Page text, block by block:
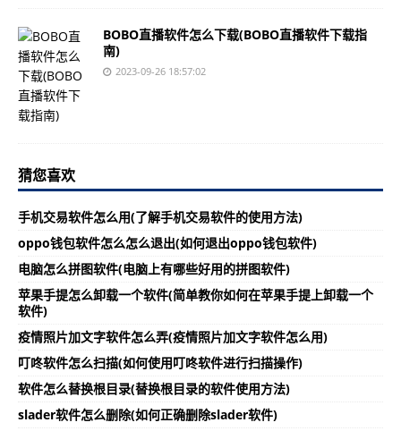
BOBO直播软件怎么下载(BOBO直播软件下载指
南)
2023-09-26 18:57:02
猜您喜欢
手机交易软件怎么用(了解手机交易软件的使用方法)
oppo钱包软件怎么怎么退出(如何退出oppo钱包软件)
电脑怎么拼图软件(电脑上有哪些好用的拼图软件)
苹果手提怎么卸载一个软件(简单教你如何在苹果手提上卸载一个
软件)
疫情照片加文字软件怎么弄(疫情照片加文字软件怎么用)
叮咚软件怎么扫描(如何使用叮咚软件进行扫描操作)
软件怎么替换根目录(替换根目录的软件使用方法)
slader软件怎么删除(如何正确删除slader软件)